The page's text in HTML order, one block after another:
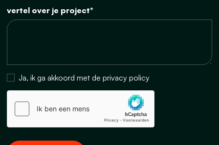
vertel over je project*
Ja, ik ga akkoord met de privacy policy